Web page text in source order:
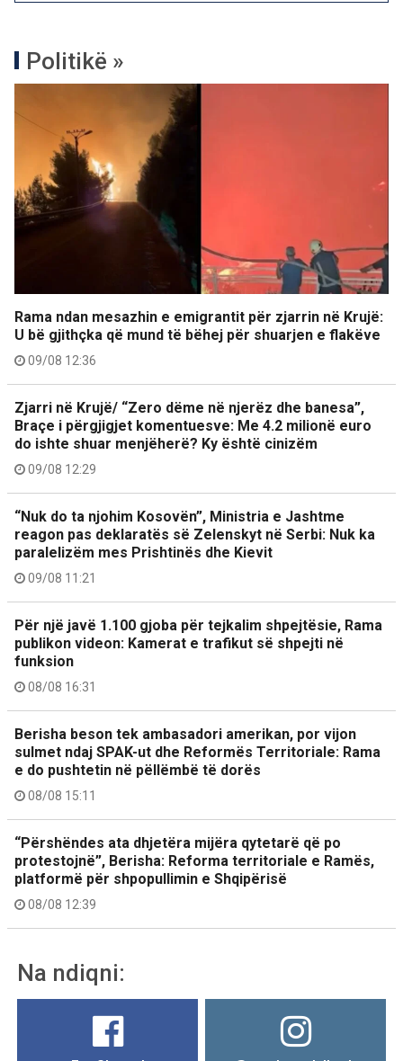
Politikë »
Rama ndan mesazhin e emigrantit për zjarrin në Krujë:
U bë gjithçka që mund të bëhej për shuarjen e flakëve
09/08 12:36
Zjarri në Krujë/ “Zero dëme në njerëz dhe banesa”,
Braçe i përgjigjet komentuesve: Me 4.2 milionë euro
do ishte shuar menjëherë? Ky është cinizëm
09/08 12:29
“Nuk do ta njohim Kosovën”, Ministria e Jashtme
reagon pas deklaratës së Zelenskyt në Serbi: Nuk ka
paralelizëm mes Prishtinës dhe Kievit
09/08 11:21
Për një javë 1.100 gjoba për tejkalim shpejtësie, Rama
publikon videon: Kamerat e trafikut së shpejti në
funksion
08/08 16:31
Berisha beson tek ambasadori amerikan, por vijon
sulmet ndaj SPAK-ut dhe Reformës Territoriale: Rama
e do pushtetin në pëllëmbë të dorës
08/08 15:11
“Përshëndes ata dhjetëra mijëra qytetarë që po
protestojnë”, Berisha: Reforma territoriale e Ramës,
platformë për shpopullimin e Shqipërisë
08/08 12:39
Na ndiqni: